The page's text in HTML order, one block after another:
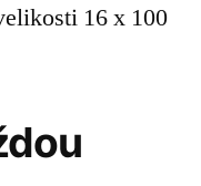
16 x 100